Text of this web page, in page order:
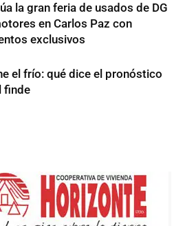
la gran feria de usados de DG
en Carlos Paz con
exclusivos
el frío: qué dice el pronóstico
finde